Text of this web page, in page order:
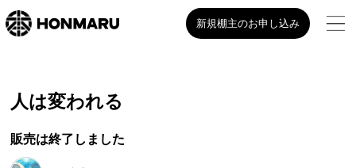
新規棚主のお申し込み
人は変われる
販売は終了しました